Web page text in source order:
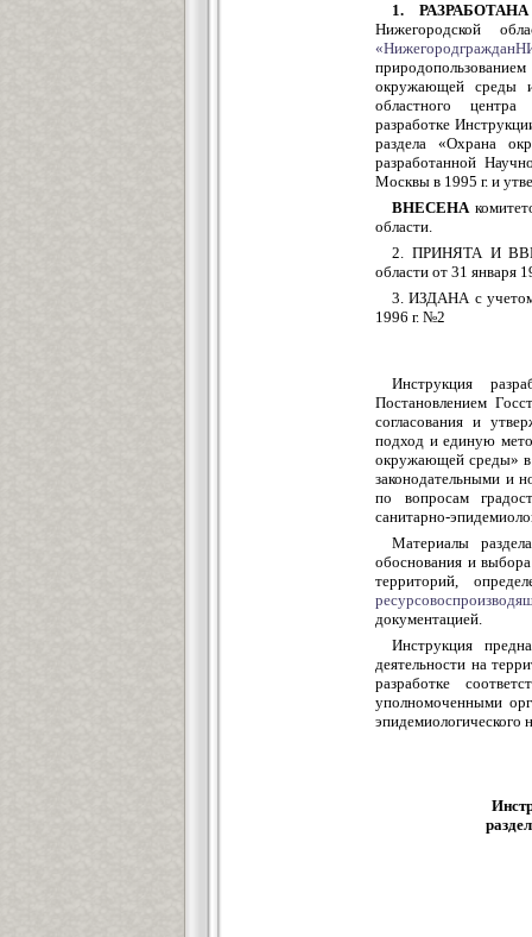
1. РАЗРАБОТАНА
Нижегородской
окружающей среды
областного центра
разработке
раздела «Охрана
разработанной
Москвы в 1995 г. и
ВНЕСЕНА
области.
2. ПРИНЯТА И
области от 31 января
3. ИЗДАНА с учетом
1996 г. №2
Инструкция
Постановлением
согласования и
подход и единую
окружающей среды» в
законодательными и
по вопросам
санитарно-
Материалы
обоснования и
территорий,
документацией.
Инструкция
деятельности на
разработке
уполномоченными
эпидемиологического